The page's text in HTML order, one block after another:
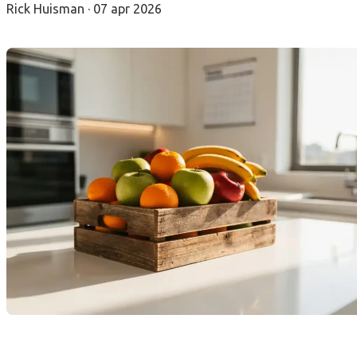
Rick Huisman · 07 apr 2026